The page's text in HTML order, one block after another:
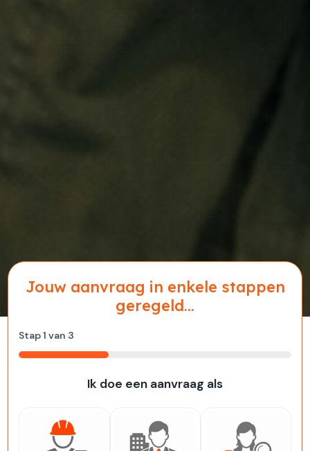
Jouw aanvraag in enkele stappen
geregeld...
Stap1 van 3
33%
Ik doe een aanvraag als